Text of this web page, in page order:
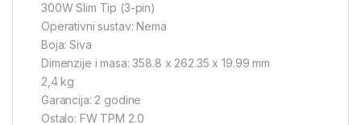
300W Slim Tip (3-pin)
Operativni sustav: Nema
Boja: Siva
Dimenzije i masa: 358.8 x 262.35 x 19.99 mm
2,4 kg
Garancija: 2 godine
Ostalo: FW TPM 2.0